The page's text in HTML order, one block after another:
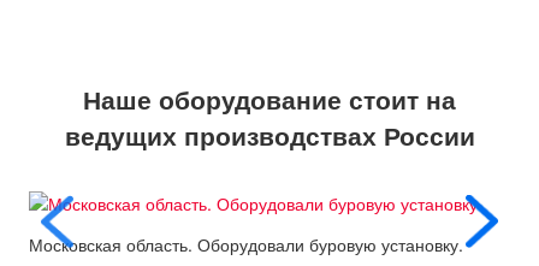
Наше оборудование стоит на
ведущих производствах России
Московская область. Оборудовали буровую установку.